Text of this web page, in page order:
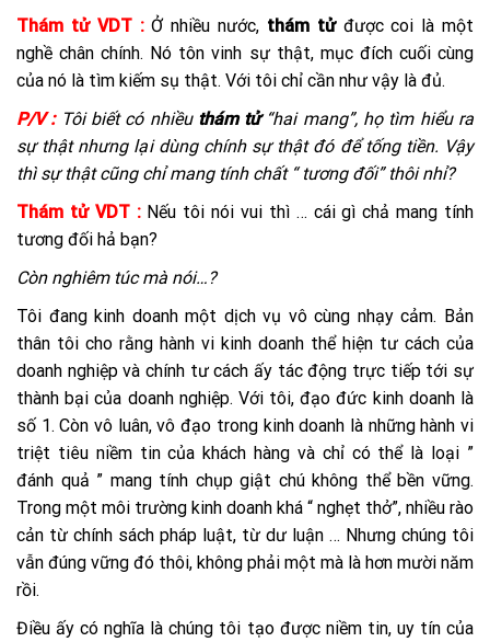
Thám tử VDT :Ở nhiều nước, thám tửđược coi là một
nghề chân chính. Nó tôn vinh sự thật, mục đích cuối cùng
của nó là tìm kiếm sụ thật. Với tôi chỉ cần như vậy là đủ.
P/V : Tôi biết có nhiều thám tử“hai mang”, họ tìm hiểu ra
sự thật nhưng lại dùng chính sự thật đó để tống tiền. Vậy
thì sự thật cũng chỉ mang tính chất “ tương đối” thôi nhỉ?
Thám tử VDT : Nếu tôi nói vui thì … cái gì chả mang tính
tương đối hả bạn?
Còn nghiêm túc mà nói…?
Tôi đang kinh doanh một dịch vụ vô cùng nhạy cảm. Bản
thân tôi cho rằng hành vi kinh doanh thể hiện tư cách của
doanh nghiệp và chính tư cách ấy tác động trực tiếp tới sự
thành bại của doanh nghiệp. Với tôi, đạo đức kinh doanh là
số 1. Còn vô luân, vô đạo trong kinh doanh là những hành vi
triệt tiêu niềm tin của khách hàng và chỉ có thể là loại ”
đánh quả ” mang tính chụp giật chú không thể bền vững.
Trong một môi trường kinh doanh khá “ nghẹt thở”, nhiều rào
cản từ chính sách pháp luật, từ dư luận … Nhưng chúng tôi
vẫn đúng vững đó thôi, không phải một mà là hơn mười năm
rồi.
Điều ấy có nghĩa là chúng tôi tạo được niềm tin, uy tín của